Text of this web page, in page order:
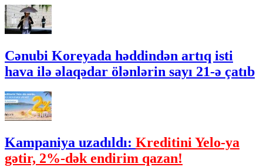
Cənubi Koreyada həddindən artıq isti
hava ilə əlaqədar ölənlərin sayı 21-ə çatıb
Kampaniya uzadıldı: Kreditini Yelo-ya
gətir, 2%-dək endirim qazan!